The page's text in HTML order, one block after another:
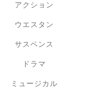
アクション
ウエスタン
サスペンス
ドラマ
ミュージカル